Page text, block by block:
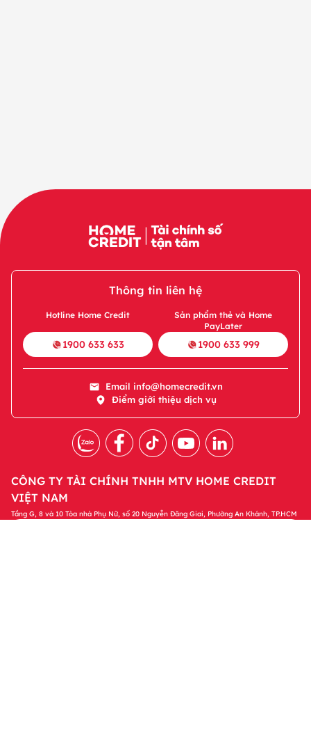
Thông tin liên hệ
Hotline Home Credit
1900 633 633
Sản phẩm thẻ và Home
PayLater
1900 633 999
Email info@homecredit.vn
Điểm giới thiệu dịch vụ
CÔNG TY TÀI CHÍNH TNHH MTV HOME CREDIT
VIỆT NAM
Tầng G, 8 và 10 Tòa nhà Phụ Nữ, số 20 Nguyễn Đăng Giai, Phường An Khánh, TP.HCM